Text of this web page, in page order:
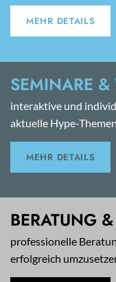
MEHR DETAILS
SEMINARE
interaktive und
aktuelle Hype-
MEHR DETAILS
BERATUNG
professionelle
erfolgreich